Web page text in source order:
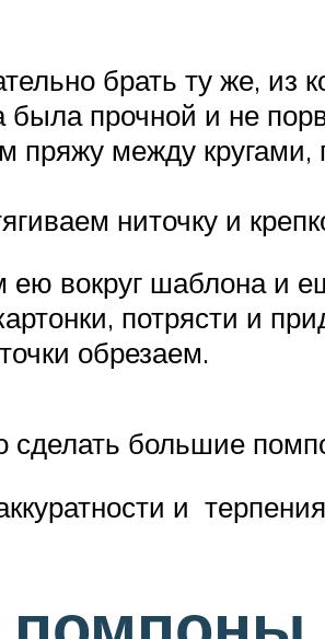
брать ту же, из
прочной и не
пряжу между
ниточку и
ею вокруг шаблона и
потрясти и
обрезаем.
большие
и